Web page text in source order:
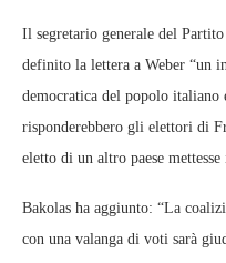
Il segretario generale del
definito la lettera a Weber “un
democratica del popolo italiano
risponderebbero gli elettori di
eletto di un altro paese
Bakolas ha aggiunto: “La
con una valanga di voti sarà